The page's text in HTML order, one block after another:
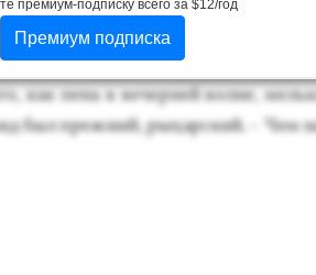
премиум-подписку всего за $12/год
Премиум подписка
бу­дет рав­ви­ном...
я Ав­ра­ама, встре­тив его
как пе­на в ве­чер­ней вол­не,
был преж­ний, ры­цар­ский. - Чем